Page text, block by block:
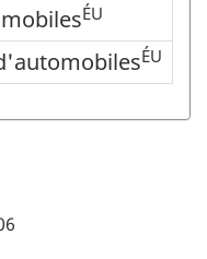
ÉU
ÉU